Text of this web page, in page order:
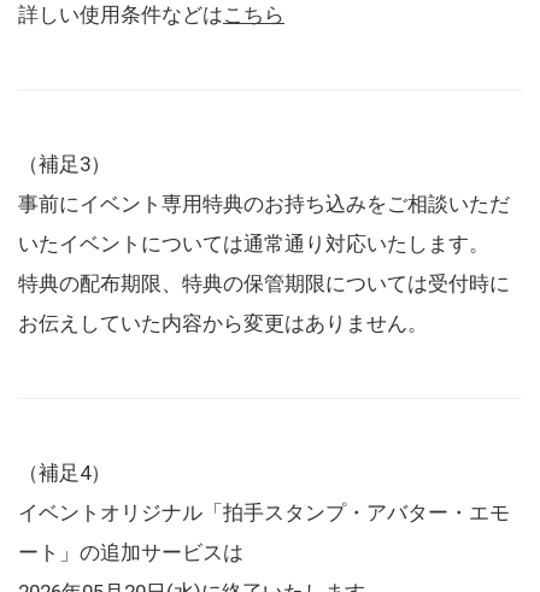
詳しい使用条件などはこちら
（補足3）
事前にイベント専用特典のお持ち込みをご相談いただ
いたイベントについては通常通り対応いたします。
特典の配布期限、特典の保管期限については受付時に
お伝えしていた内容から変更はありません。
（補足4）
イベントオリジナル「拍手スタンプ・アバター・エモ
ート」の追加サービスは